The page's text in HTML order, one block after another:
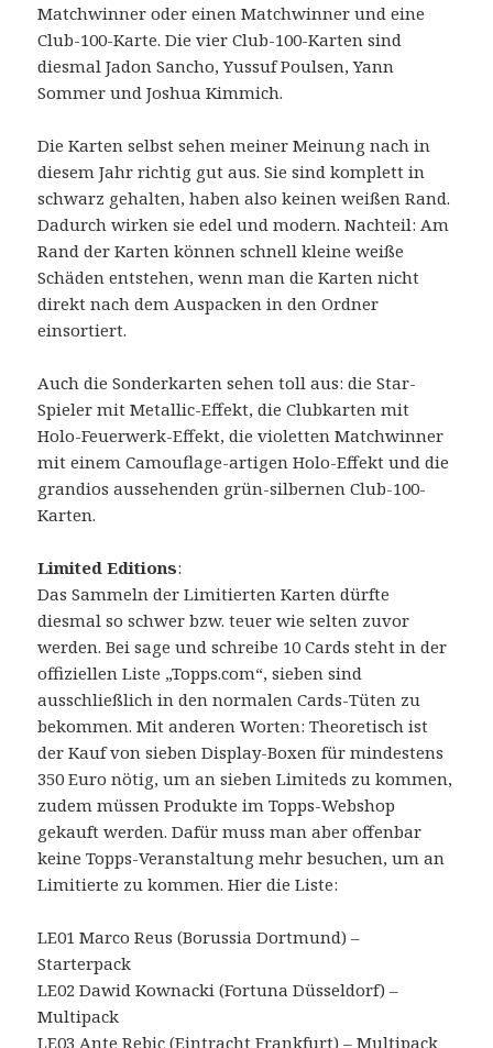
Matchwinner oder einen Matchwinner und eine
Club-100-Karte. Die vier Club-100-Karten sind
diesmal Jadon Sancho, Yussuf Poulsen, Yann
Sommer und Joshua Kimmich.
Die Karten selbst sehen meiner Meinung nach in
diesem Jahr richtig gut aus. Sie sind komplett in
schwarz gehalten, haben also keinen weißen Rand.
Dadurch wirken sie edel und modern. Nachteil: Am
Rand der Karten können schnell kleine weiße
Schäden entstehen, wenn man die Karten nicht
direkt nach dem Auspacken in den Ordner
einsortiert.
Auch die Sonderkarten sehen toll aus: die Star-
Spieler mit Metallic-Effekt, die Clubkarten mit
Holo-Feuerwerk-Effekt, die violetten Matchwinner
mit einem Camouflage-artigen Holo-Effekt und die
grandios aussehenden grün-silbernen Club-100-
Karten.
Limited Editions:
Das Sammeln der Limitierten Karten dürfte
diesmal so schwer bzw. teuer wie selten zuvor
werden. Bei sage und schreibe 10 Cards steht in der
offiziellen Liste „Topps.com“, sieben sind
ausschließlich in den normalen Cards-Tüten zu
bekommen. Mit anderen Worten: Theoretisch ist
der Kauf von sieben Display-Boxen für mindestens
350 Euro nötig, um an sieben Limiteds zu kommen,
zudem müssen Produkte im Topps-Webshop
gekauft werden. Dafür muss man aber offenbar
keine Topps-Veranstaltung mehr besuchen, um an
Limitierte zu kommen. Hier die Liste:
LE01 Marco Reus (Borussia Dortmund) –
Starterpack
LE02 Dawid Kownacki (Fortuna Düsseldorf) –
Multipack
LE03 Ante Rebic (Eintracht Frankfurt) – Multipack